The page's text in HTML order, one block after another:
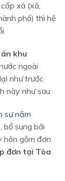
xã (xã,
phố) thì hệ
khu
ngoài
như trước
này như sau:
sự năm
sung bởi
hôn gồm đơn
đơn tại Tòa